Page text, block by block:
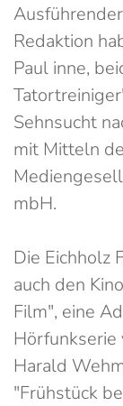
Redaktion
Paul inne,
Sehnsucht
mit Mitteln
mbH.
Die Eichholz
auch den
Film", eine
Harald
"Frühstück